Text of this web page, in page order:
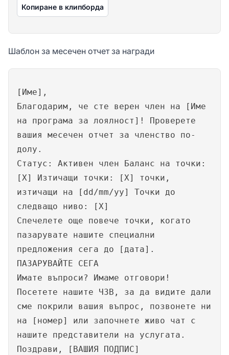
Копиране в клипборда
Шаблон за месечен отчет за награди
[Име],
Благодарим, че сте верен член на [Име
на програма за лоялност]! Проверете
вашия месечен отчет за членство по-
долу.
Статус: Активен член Баланс на точки:
[X] Изтичащи точки: [X] точки,
изтичащи на [dd/mm/yy] Точки до
следващо ниво: [X]
Спечелете още повече точки, когато
пазарувате нашите специални
предложения сега до [дата].
ПАЗАРУВАЙТЕ СЕГА
Имате въпроси? Имаме отговори!
Посетете нашите ЧЗВ, за да видите дали
сме покрили вашия въпрос, позвонете ни
на [номер] или започнете живо чат с
нашите представители на услугата.
Поздрави, [ВАШИЯ ПОДПИС]